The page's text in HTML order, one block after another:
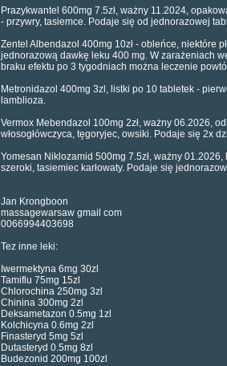
Prazykwantel 600mg 7.5zł, ważny 11.2024,
- przywry, tasiemce. Podaje się od jednorazowej
Zentel Albendazol 400mg 10zł - obleńce, niektóre
jednorazową dawkę leku 400 mg. W zarażeniach
braku efektu po 3 tygodniach można leczenie
Metronidazol 400mg 3zl, listki po 10 tabletek -
lamblioza.
Vermox Mebendazol 100mg 2zł, ważny 06.2026,
włosogłówczyca, tęgoryjec, owsiki. Podaje się 2x
Yomesan Niklozamid 500mg 7.5zł, ważny
szeroki, tasiemiec karłowaty. Podaje się
Jan Krongboon
massagewarsaw gmail com
0066994403698
Tez inne leki:
Iwermektyna 6mg 30zl
Tamiflu 75mg 15zl
Chlorochina 250mg 3zl
Chinina 300mg 2zl
Deksametazon 0.5mg 1zl
Kolchicyna 0.6mg 2zl
Finasteryd 5mg 5zl
Dutasteryd 0.5mg 8zl
Budezonid 200mg 100zl